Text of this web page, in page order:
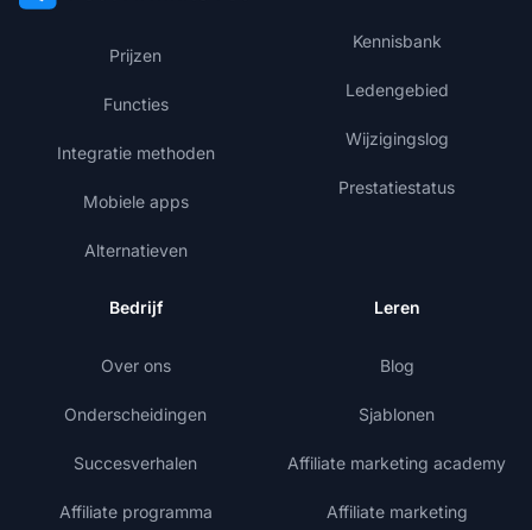
Prijzen
Functies
Integratie methoden
Mobiele apps
Alternatieven
Kennisbank
Ledengebied
Wijzigingslog
Prestatiestatus
Bedrijf
Over ons
Onderscheidingen
Succesverhalen
Affiliate programma
Leren
Blog
Sjablonen
Affiliate marketing academy
Affiliate marketing